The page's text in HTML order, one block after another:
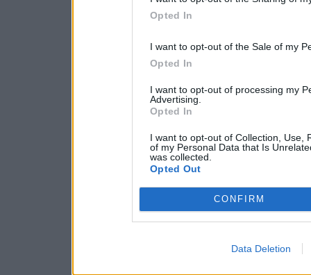
Opted In
I want to opt-out of the Sale of my
Opted In
I want to opt-out of processing my
Advertising.
Opted In
I want to opt-out of Collection, Use,
of my Personal Data that Is
was collected.
Opted Out
CONFIRM
Data Deletion